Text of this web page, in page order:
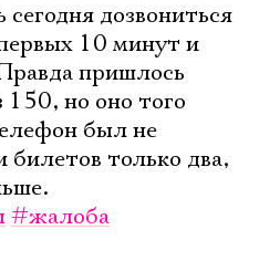
дозвониться
10 минут и
пришлось
150, но оно того
был не
билетов только два,
#жалоба